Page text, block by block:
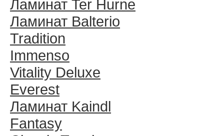
Ламинат Ter Hurne
Ламинат Balterio
Tradition
Immenso
Vitality Deluxe
Everest
Ламинат Kaindl
Fantasy